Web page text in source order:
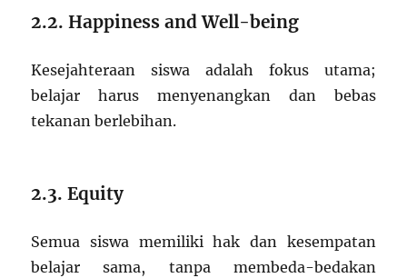
2.2. Happiness and Well-being
Kesejahteraan siswa adalah fokus utama;
belajar harus menyenangkan dan bebas
tekanan berlebihan.
2.3. Equity
Semua siswa memiliki hak dan kesempatan
belajar sama, tanpa membeda-bedakan